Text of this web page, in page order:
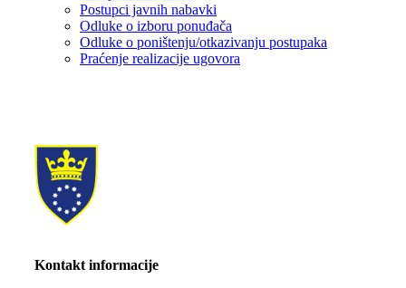
Postupci javnih nabavki
Odluke o izboru ponuđača
Odluke o poništenju/otkazivanju postupaka
Praćenje realizacije ugovora
Kontakt informacije